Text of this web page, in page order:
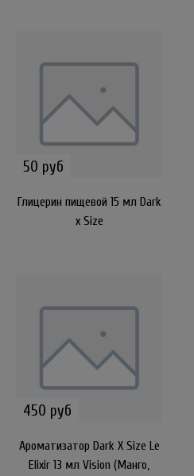
50 руб
Глицерин пищевой 15 мл Dark
x Size
450 руб
Ароматизатор Dark X Size Le
Elixir 13 мл Vision (Манго,